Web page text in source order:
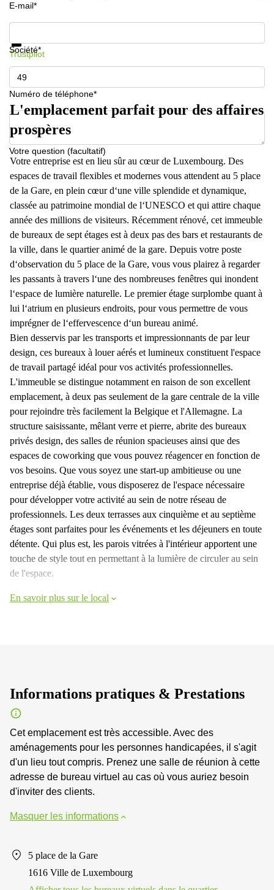
E-mail*
Société*
Numéro de téléphone*
Votre question (facultatif)
Informations et prix
Trustpilot
L'emplacement parfait pour des affaires
prospères
Votre entreprise est en lieu sûr au cœur de Luxembourg. Des
espaces de travail flexibles et modernes vous attendent au 5 place
de la Gare, en plein cœur d‘une ville splendide et dynamique,
classée au patrimoine mondial de l‘UNESCO et qui attire chaque
année des millions de visiteurs. Récemment rénové, cet immeuble
de bureaux de sept étages est à deux pas des bars et restaurants de
la ville, dans le quartier animé de la gare. Depuis votre poste
d‘observation du 5 place de la Gare, vous vous plairez à regarder
les passants à travers l‘une des nombreuses fenêtres qui inondent
l‘espace de lumière naturelle. Le premier étage surplombe quant à
lui l‘atrium en plusieurs endroits, pour vous permettre de vous
imprégner de l‘effervescence d‘un bureau animé.
Bien desservis par les transports et impressionnants de par leur
design, ces bureaux à louer aérés et lumineux constituent l'espace
de travail partagé idéal pour vos activités professionnelles.
L'immeuble se distingue notamment en raison de son excellent
emplacement, à deux pas seulement de la gare centrale de la ville
pour rejoindre très facilement la Belgique et l'Allemagne. La
structure saisissante, mêlant verre et pierre, abrite des bureaux
privés design, des salles de réunion spacieuses ainsi que des
espaces de coworking que vous pouvez réagencer en fonction de
vos besoins. Que vous soyez une start-up ambitieuse ou une
entreprise déjà établie, vous disposerez de l'espace nécessaire
pour développer votre activité au sein de notre réseau de
professionnels. Les deux terrasses aux cinquième et au septième
étages sont parfaites pour les événements et les déjeuners en toute
détente. Qui plus est, les parois vitrées à l'intérieur apportent une
touche de style tout en permettant à la lumière de circuler au sein
de l'espace.
En savoir plus sur le local
Informations pratiques & Prestations
Cet emplacement est très accessible. Avec des
aménagements pour les personnes handicapées, il s'agit
d'un lieu tout compris. Prenez une salle de réunion à cette
adresse de bureau virtuel au cas où vous auriez besoin
d'inviter des clients.
Masquer les informations
5 place de la Gare
1616 Ville de Luxembourg